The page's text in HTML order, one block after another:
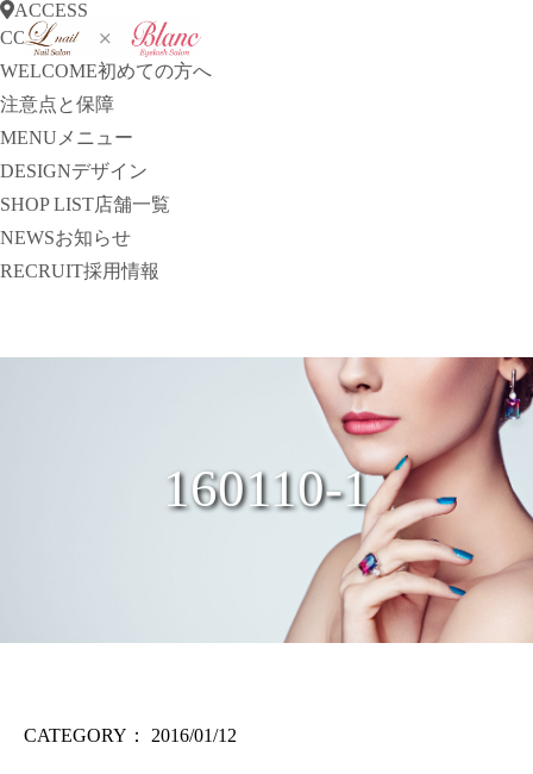
ACCESS
CONCEPT
コンセプト
WELCOME初めての方へ
注意点と保障
MENU メニュー
DESIGNデザイン
SHOP LIST店舗一覧
NEWSお知らせ
RECRUIT採用情報
160110-1
CATEGORY： 2016/01/12